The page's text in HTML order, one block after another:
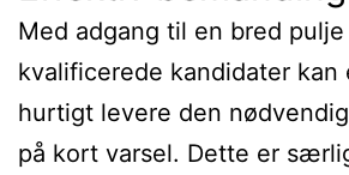
Med adgang til en bred
kvalificerede kandidater kan
hurtigt levere den
på kort varsel. Dette er